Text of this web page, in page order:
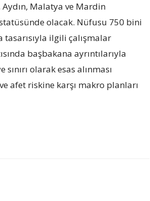
Aydın, Malatya ve Mardin
olacak. Nüfusu 750 bini
ilgili çalışmalar
başbakana ayrıntılarıyla
olarak esas alınması
afet riskine karşı makro planları